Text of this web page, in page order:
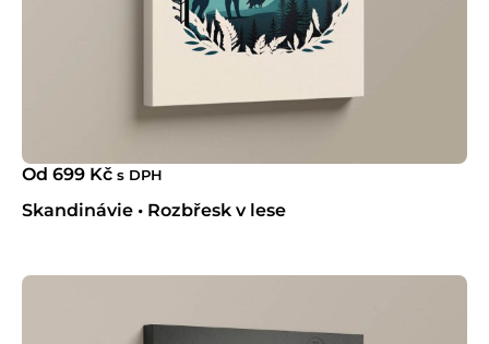
Od 699 Kč s DPH
Skandinávie • Rozbřesk v lese